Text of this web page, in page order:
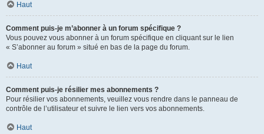
Haut
Comment puis-je m’abonner à un forum spécifique ?
Vous pouvez vous abonner à un forum spécifique en cliquant sur le lien
« S’abonner au forum » situé en bas de la page du forum.
Haut
Comment puis-je résilier mes abonnements ?
Pour résilier vos abonnements, veuillez vous rendre dans le panneau de
contrôle de l’utilisateur et suivre le lien vers vos abonnements.
Haut